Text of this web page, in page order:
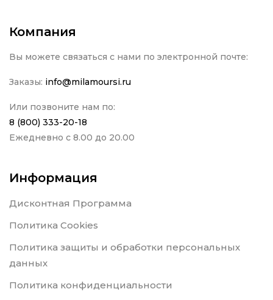
Компания
Вы можете связаться с нами по электронной почте:
Заказы: info@milamoursi.ru
Или позвоните нам по:
8 (800) 333-20-18
Ежедневно с 8.00 до 20.00
Информация
Дисконтная Программа
Политика Cookies
Политика защиты и обработки персональных
данных
Политика конфиденциальности